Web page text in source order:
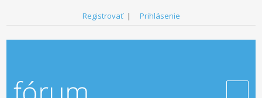
Registrovať| Prihlásenie